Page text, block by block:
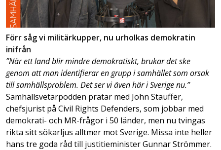
Förr såg vi militärkupper, nu urholkas demokratin
inifrån
”När ett land blir mindre demokratiskt, brukar det ske
genom att man identifierar en grupp i samhället som orsak
till samhällsproblem. Det ser vi även här i Sverige nu.”
Samhällsvetarpodden pratar med John Stauffer,
chefsjurist på Civil Rights Defenders, som jobbar med
demokrati- och MR-frågor i 50 länder, men nu tvingas
rikta sitt sökarljus alltmer mot Sverige. Missa inte heller
hans tre goda råd till justitieminister Gunnar Strömmer.